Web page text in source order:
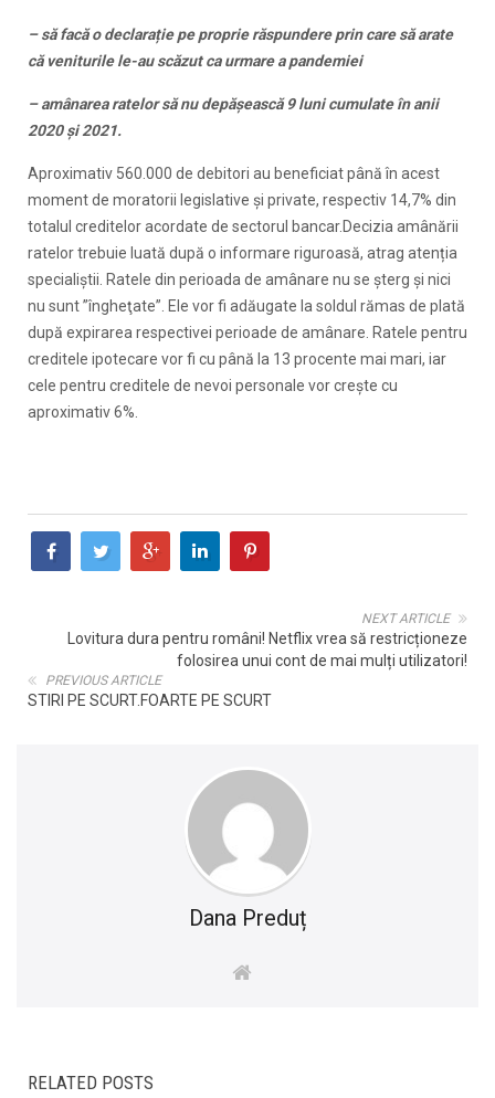
– să facă o declarație pe proprie răspundere prin care să arate
că veniturile le-au scăzut ca urmare a pandemiei
– amânarea ratelor să nu depăşească 9 luni cumulate în anii
2020 şi 2021.
Aproximativ 560.000 de debitori au beneficiat până în acest
moment de moratorii legislative şi private, respectiv 14,7% din
totalul creditelor acordate de sectorul bancar.Decizia amânării
ratelor trebuie luată după o informare riguroasă, atrag atenția
specialiștii. Ratele din perioada de amânare nu se şterg şi nici
nu sunt ”îngheţate”. Ele vor fi adăugate la soldul rămas de plată
după expirarea respectivei perioade de amânare. Ratele pentru
creditele ipotecare vor fi cu până la 13 procente mai mari, iar
cele pentru creditele de nevoi personale vor creşte cu
aproximativ 6%.
NEXT ARTICLE
Lovitura dura pentru români! Netflix vrea să restricționeze
folosirea unui cont de mai mulți utilizatori!
PREVIOUS ARTICLE
STIRI PE SCURT.FOARTE PE SCURT
Dana Preduț
RELATED POSTS